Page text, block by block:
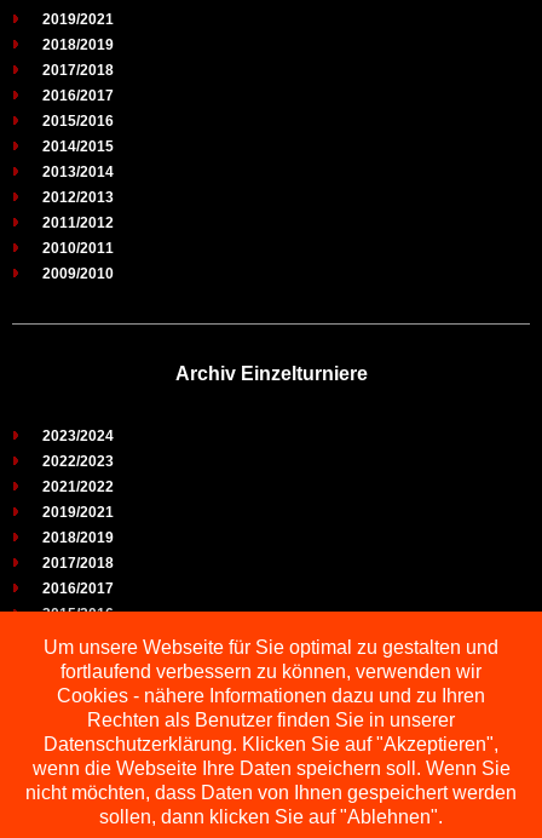
2019/2021
2018/2019
2017/2018
2016/2017
2015/2016
2014/2015
2013/2014
2012/2013
2011/2012
2010/2011
2009/2010
Archiv Einzelturniere
2023/2024
2022/2023
2021/2022
2019/2021
2018/2019
2017/2018
2016/2017
2015/2016
2014/2015
2013/2014
2012/2013
2011/2012
2010/2011
2009/2010
Um unsere Webseite für Sie optimal zu gestalten und
fortlaufend verbessern zu können, verwenden wir
Cookies - nähere Informationen dazu und zu Ihren
Rechten als Benutzer finden Sie in unserer
Datenschutzerklärung. Klicken Sie auf "Akzeptieren",
wenn die Webseite Ihre Daten speichern soll. Wenn Sie
nicht möchten, dass Daten von Ihnen gespeichert werden
sollen, dann klicken Sie auf "Ablehnen".